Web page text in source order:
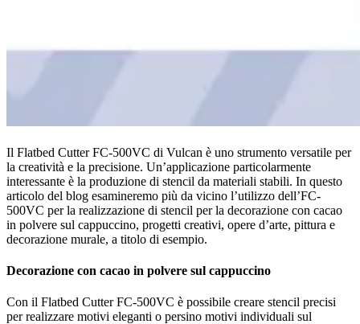
Il Flatbed Cutter FC-500VC di Vulcan è uno strumento versatile per
la creatività e la precisione. Un’applicazione particolarmente
interessante è la produzione di stencil da materiali stabili. In questo
articolo del blog esamineremo più da vicino l’utilizzo dell’FC-
500VC per la realizzazione di stencil per la decorazione con cacao
in polvere sul cappuccino, progetti creativi, opere d’arte, pittura e
decorazione murale, a titolo di esempio.
Decorazione con cacao in polvere sul cappuccino
Con il Flatbed Cutter FC-500VC è possibile creare stencil precisi
per realizzare motivi eleganti o persino motivi individuali sul